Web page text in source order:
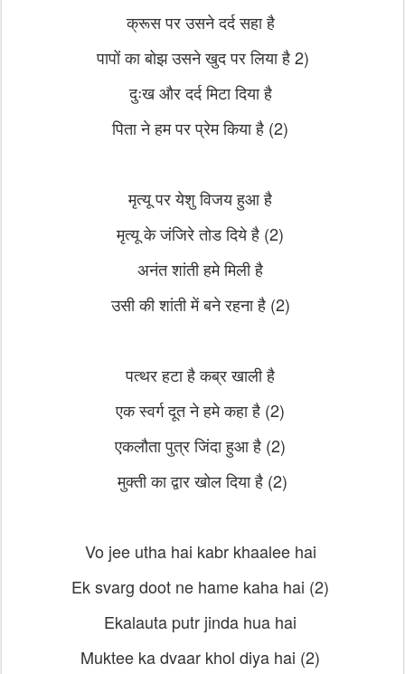
क्रूस पर उसने दर्द सहा है
पापों का बोझ उसने खुद पर लिया है 2)
दुःख और दर्द मिटा दिया है
पिता ने हम पर प्रेम किया है (2)
मृत्यू पर येशु विजय हुआ है
मृत्यू के जंजिरे तोड दिये है (2)
अनंत शांती हमे मिली है
उसी की शांती में बने रहना है (2)
पत्थर हटा है कब्र खाली है
एक स्वर्ग दूत ने हमे कहा है (2)
एकलौता पुत्र जिंदा हुआ है (2)
मुक्ती का द्वार खोल दिया है (2)
Vo jee utha hai kabr khaalee hai
Ek svarg doot ne hame kaha hai (2)
Ekalauta putr jinda hua hai
Muktee ka dvaar khol diya hai (2)